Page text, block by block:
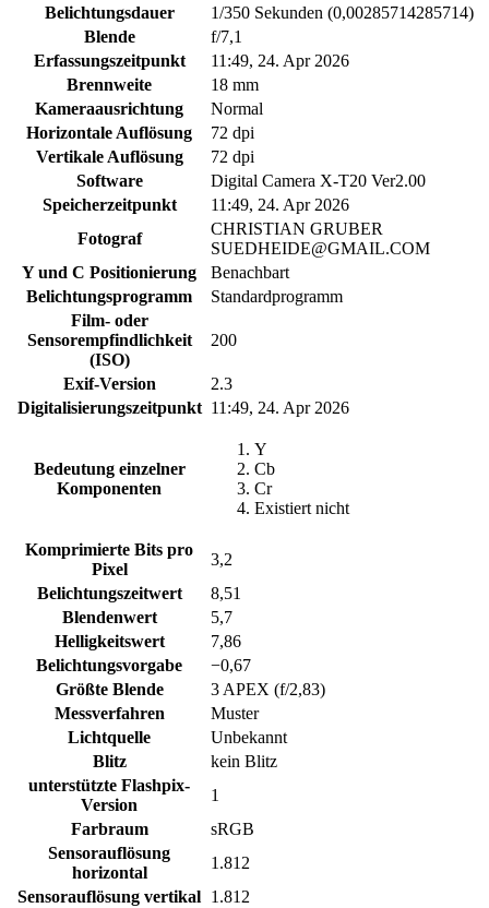
Belichtungsdauer
1/350 Sekunden (0,00285714285714)
Blende
f/7,1
Erfassungszeitpunkt
11:49, 24. Apr 2026
Brennweite
18 mm
Kameraausrichtung
Normal
Horizontale Auflösung
72 dpi
Vertikale Auflösung
72 dpi
Software
Digital Camera X-T20 Ver2.00
Speicherzeitpunkt
11:49, 24. Apr 2026
Fotograf
CHRISTIAN GRUBER
SUEDHEIDE@GMAIL.COM
Y und C Positionierung
Benachbart
Belichtungsprogramm
Standardprogramm
Film- oder
Sensorempfindlichkeit
(ISO)
200
Exif-Version
2.3
Digitalisierungszeitpunkt 11:49, 24. Apr 2026
Bedeutung einzelner
Komponenten
Y
Cb
Cr
Existiert nicht
Komprimierte Bits pro
Pixel
3,2
Belichtungszeitwert
8,51
Blendenwert
5,7
Helligkeitswert
7,86
Belichtungsvorgabe
−0,67
Größte Blende
3 APEX (f/2,83)
Messverfahren
Muster
Lichtquelle
Unbekannt
Blitz
kein Blitz
unterstützte Flashpix-
Version
1
Farbraum
sRGB
Sensorauflösung
horizontal
1.812
Sensorauflösung vertikal 1.812